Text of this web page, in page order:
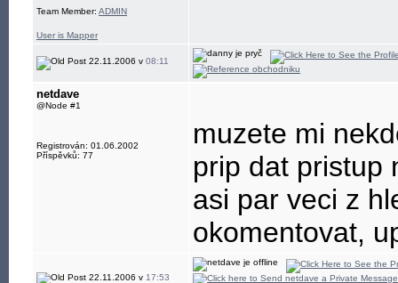
Team Member: ADMIN
User is Mapper
22.11.2006 v 08:11
netdave
@Node #1
Registrován: 01.06.2002
Příspěvků: 77
muzete mi
prip dat pristup
asi par veci z
okomentovat,
22.11.2006 v 17:53